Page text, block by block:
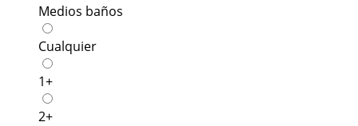
Medios baños
Cualquier
1+
2+